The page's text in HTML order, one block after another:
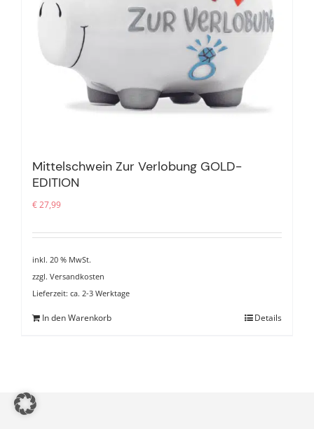
Mittelschwein Zur Verlobung GOLD-
EDITION
€27,99
inkl. 20 % MwSt.
zzgl. Versandkosten
Lieferzeit: ca. 2-3 Werktage
In den Warenkorb Details